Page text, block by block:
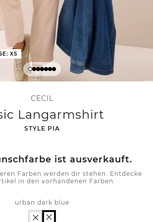
XS
CECIL
Langarmshirt
-
STYLE PIA
ist ausverkauft.
Farben werden dir stehen. Entdecke
in den vorhandenen Farben.
urban dark blue